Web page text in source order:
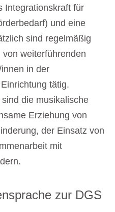
Integrationskraft für
und eine
sind regelmäßig
weiterführenden
in der
tätig.
die musikalische
Erziehung von
der Einsatz von
mit
zur DGS